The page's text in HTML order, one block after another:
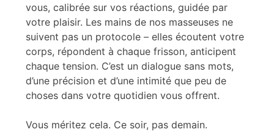
vous, calibrée sur vos réactions, guidée par
votre plaisir. Les mains de nos masseuses ne
suivent pas un protocole – elles écoutent votre
corps, répondent à chaque frisson, anticipent
chaque tension. C’est un dialogue sans mots,
d’une précision et d’une intimité que peu de
choses dans votre quotidien vous offrent.
Vous méritez cela. Ce soir, pas demain.